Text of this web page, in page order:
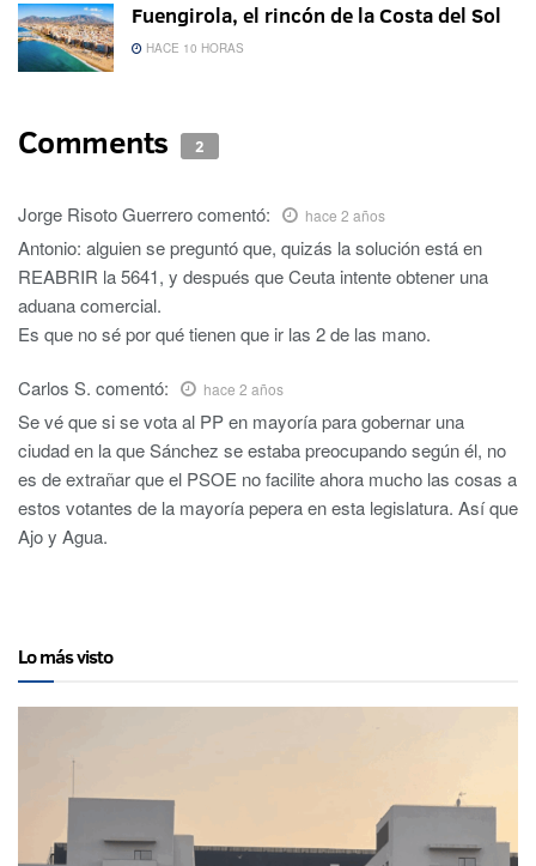
Fuengirola, el rincón de la Costa del Sol
HACE 10 HORAS
Comments 2
Jorge Risoto Guerrerocomentó: hace 2 años
Antonio: alguien se preguntó que, quizás la solución está en
REABRIR la 5641, y después que Ceuta intente obtener una
aduana comercial.
Es que no sé por qué tienen que ir las 2 de las mano.
Carlos S. comentó: hace 2 años
Se vé que si se vota al PP en mayoría para gobernar una
ciudad en la que Sánchez se estaba preocupando según él, no
es de extrañar que el PSOE no facilite ahora mucho las cosas a
estos votantes de la mayoría pepera en esta legislatura. Así que
Ajo y Agua.
Lo más visto